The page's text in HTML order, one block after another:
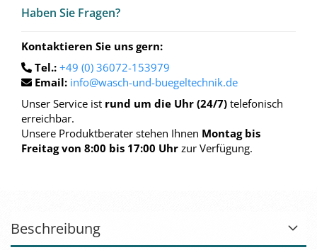
Haben Sie Fra­gen?
Kontaktieren Sie uns gern:
Tel.: +49 (0) 36072-153979
Email: info@wasch-und-buegeltechnik.de
Unser Service ist rund um die Uhr (24/7) telefonisch
erreichbar.
Unsere Produktberater stehen Ihnen Montag bis
Freitag von 8:00 bis 17:00 Uhr zur Verfügung.
Beschreibung